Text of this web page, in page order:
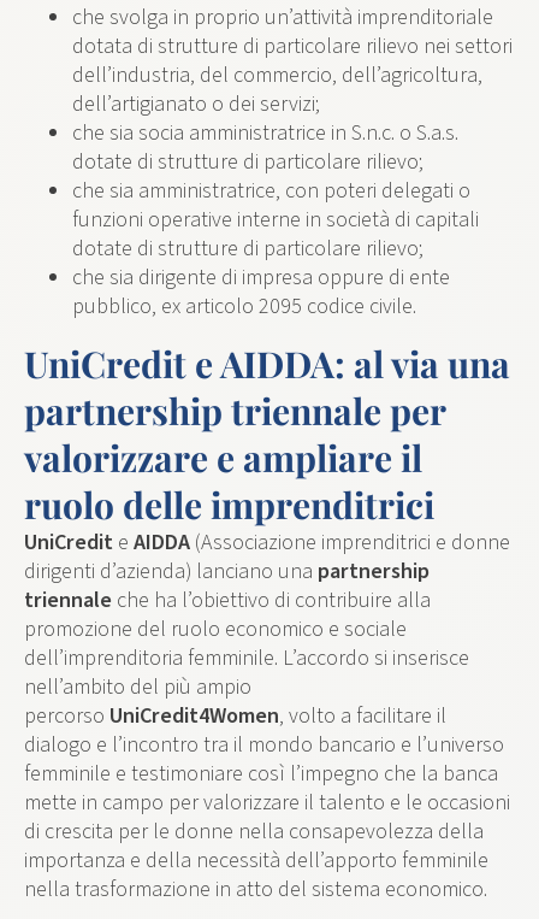
che svolga in proprio un’attività imprenditoriale
dotata di strutture di particolare rilievo nei settori
dell’industria, del commercio, dell’agricoltura,
dell’artigianato o dei servizi;
che sia socia amministratrice in S.n.c. o S.a.s.
dotate di strutture di particolare rilievo;
che sia amministratrice, con poteri delegati o
funzioni operative interne in società di capitali
dotate di strutture di particolare rilievo;
che sia dirigente di impresa oppure di ente
pubblico, ex articolo 2095 codice civile.
UniCredit e AIDDA: al via una
partnership triennale per
valorizzare e ampliare il
ruolo delle imprenditrici
UniCredit e AIDDA (Associazione imprenditrici e donne
dirigenti d’azienda) lanciano una partnership
triennale che ha l’obiettivo di contribuire alla
promozione del ruolo economico e sociale
dell’imprenditoria femminile. L’accordo si inserisce
nell’ambito del più ampio
percorso UniCredit4Women, volto a facilitare il
dialogo e l’incontro tra il mondo bancario e l’universo
femminile e testimoniare così l’impegno che la banca
mette in campo per valorizzare il talento e le occasioni
di crescita per le donne nella consapevolezza della
importanza e della necessità dell’apporto femminile
nella trasformazione in atto del sistema economico.